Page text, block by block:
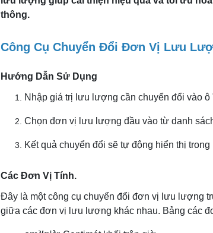
thông.
Công Cụ Chuyển Đổi Đơn Vị Lưu
Hướng Dẫn Sử Dụng
Nhập giá trị lưu lượng cần chuyển đổi vào
Chọn đơn vị lưu lượng đầu vào từ danh
Kết quả chuyển đổi sẽ tự động hiển thị
Các Đơn Vị Tính.
Đây là một công cụ chuyển đổi đơn vị lưu lượng
giữa các đơn vị lưu lượng khác nhau. Bảng các